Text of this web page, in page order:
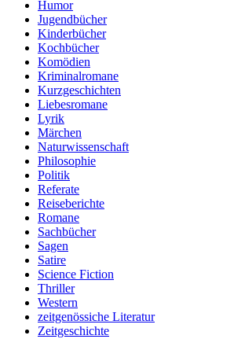
Humor
Jugendbücher
Kinderbücher
Kochbücher
Komödien
Kriminalromane
Kurzgeschichten
Liebesromane
Lyrik
Märchen
Naturwissenschaft
Philosophie
Politik
Referate
Reiseberichte
Romane
Sachbücher
Sagen
Satire
Science Fiction
Thriller
Western
zeitgenössiche Literatur
Zeitgeschichte